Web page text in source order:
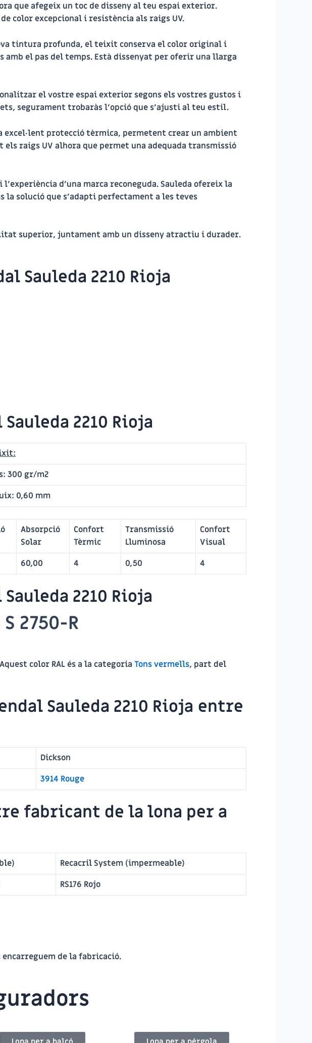
que afegeix un toc de disseny al teu espai exterior.
color excepcional i resistència als raigs UV.
tintura profunda, el teixit conserva el color original i
el pas del temps. Està dissenyat per oferir una llarga
el vostre espai exterior segons els vostres gustos i
segurament trobaràs l’opció que s’ajusti al teu estil.
excel·lent protecció tèrmica, permetent crear un ambient
raigs UV alhora que permet una adequada transmissió
d’una marca reconeguda. Sauleda ofereix la
solució que s’adapti perfectament a les teves
superior, juntament amb un disseny atractiu i durader.
Sauleda 2210 Rioja
2210 Rioja
300 gr/m2
0,60 mm
Absorpció
Solar
Confort
Tèrmic
Transmissió
Lluminosa
Confort
Visual
60,00 4 0,50 4
2210 Rioja
S 2750-R
color RAL és a la categoria Tons vermells, part del
Sauleda 2210 Rioja entre
Dickson
3914 Rouge
fabricant de la lona per a
Recacril System (impermeable)
RS176 Rojo
de la fabricació.